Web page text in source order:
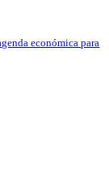
económica para